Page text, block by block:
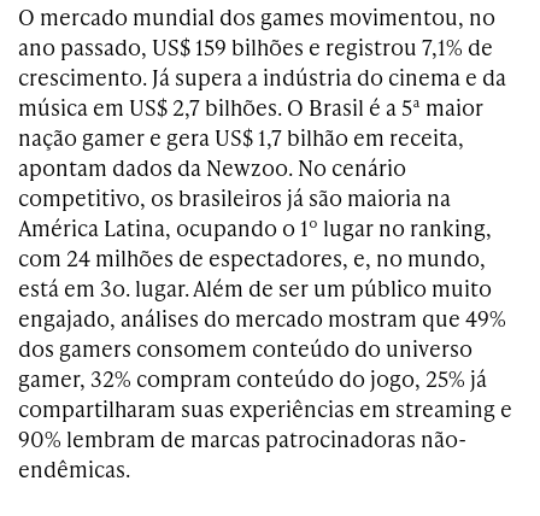
O mercado mundial dos games movimentou, no
ano passado, US$ 159 bilhões e registrou 7,1% de
crescimento. Já supera a indústria do cinema e da
música em US$ 2,7 bilhões. O Brasil é a 5ª maior
nação gamer e gera US$ 1,7 bilhão em receita,
apontam dados da Newzoo. No cenário
competitivo, os brasileiros já são maioria na
América Latina, ocupando o 1º lugar no ranking,
com 24 milhões de espectadores, e, no mundo,
está em 3o. lugar. Além de ser um público muito
engajado, análises do mercado mostram que 49%
dos gamers consomem conteúdo do universo
gamer, 32% compram conteúdo do jogo, 25% já
compartilharam suas experiências em streaming e
90% lembram de marcas patrocinadoras não-
endêmicas.